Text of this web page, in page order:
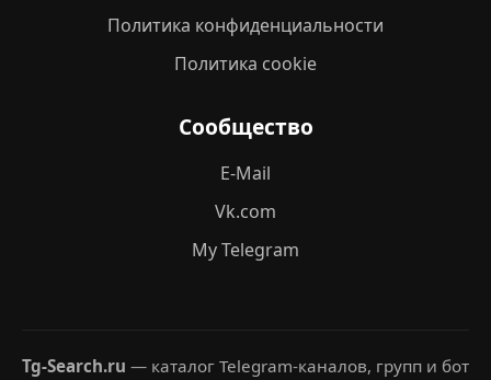
Политика конфиденциальности
Политика cookie
Сообщество
E-Mail
Vk.com
My Telegram
Tg-Search.ru — каталог Telegram-каналов, групп и бот